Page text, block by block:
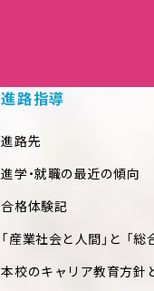
進路指導
進路先
進学・就職の最近の傾向
合格体験記
「産業社会と人間」と 「総
本校のキャリア教育方針